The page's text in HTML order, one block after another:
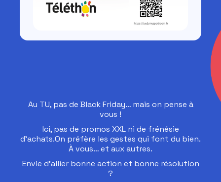
Au TU, pas de Black Friday… mais on pense à
vous !
Ici, pas de promos XXL ni de frénésie
d’achats.On préfère les gestes qui font du bien.
À vous… et aux autres.
Envie d’allier bonne action et bonne résolution
?